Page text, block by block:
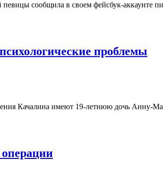
сообщила в своем фейсбук-
проблемы
Качалина имеют 19-летнюю дочь Анну-